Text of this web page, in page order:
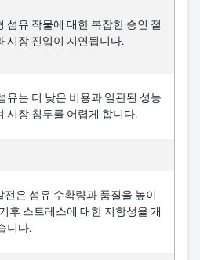
섬유 작물에 대한 복잡한 승인 절
시장 진입이 지연됩니다.
유는 더 낮은 비용과 일관된 성능
시장 침투를 어렵게 합니다.
전은 섬유 수확량과 품질을 높이
후 스트레스에 대한 저항성을 개
니다.